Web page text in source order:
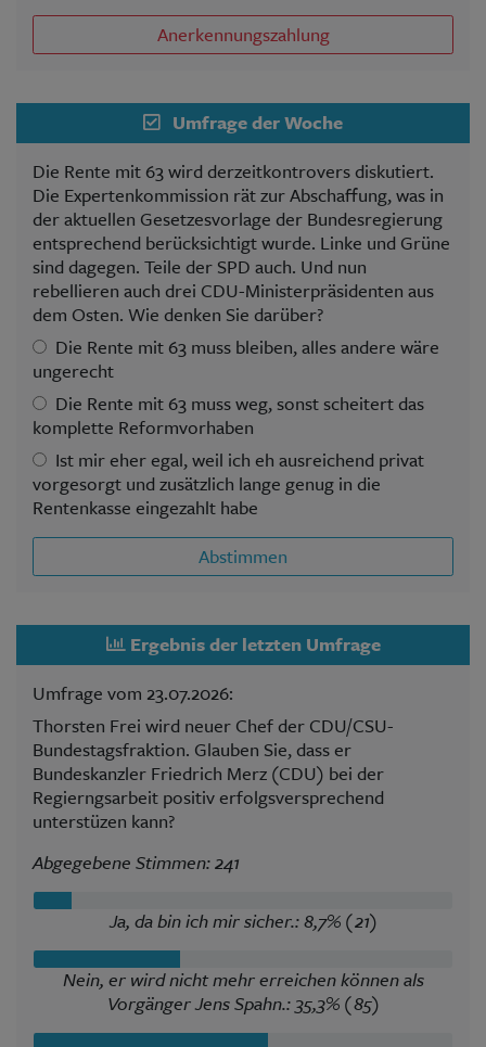
Anerkennungszahlung
Umfrage der Woche
Die Rente mit 63 wird derzeitkontrovers diskutiert.
Die Expertenkommission rät zur Abschaffung, was in
der aktuellen Gesetzesvorlage der Bundesregierung
entsprechend berücksichtigt wurde. Linke und Grüne
sind dagegen. Teile der SPD auch. Und nun
rebellieren auch drei CDU-Ministerpräsidenten aus
dem Osten. Wie denken Sie darüber?
Die Rente mit 63 muss bleiben, alles andere wäre
ungerecht
Die Rente mit 63 muss weg, sonst scheitert das
komplette Reformvorhaben
Ist mir eher egal, weil ich eh ausreichend privat
vorgesorgt und zusätzlich lange genug in die
Rentenkasse eingezahlt habe
Abstimmen
Ergebnis der letzten Umfrage
Umfrage vom 23.07.2026:
Thorsten Frei wird neuer Chef der CDU/CSU-
Bundestagsfraktion. Glauben Sie, dass er
Bundeskanzler Friedrich Merz (CDU) bei der
Regierngsarbeit positiv erfolgsversprechend
unterstüzen kann?
Abgegebene Stimmen: 241
Ja, da bin ich mir sicher.: 8,7% (21)
Nein, er wird nicht mehr erreichen können als
Vorgänger Jens Spahn.: 35,3% (85)